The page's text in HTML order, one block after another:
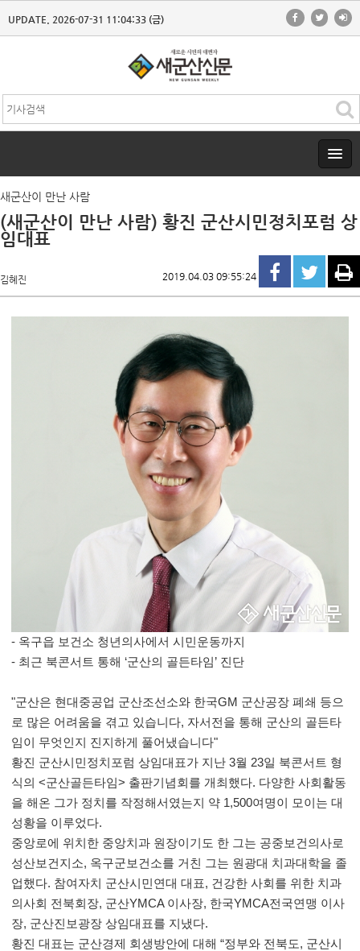
UPDATE. 2026-07-31 11:04:33 (금)
새군산이 만난 사람
(새군산이 만난 사람) 황진 군산시민정치포럼 상
임대표
김혜진 2019.04.03 09:55:24
- 옥구읍 보건소 청년의사에서 시민운동까지
- 최근 북콘서트 통해 ‘군산의 골든타임’ 진단
"군산은 현대중공업 군산조선소와 한국GM 군산공장 폐쇄 등으
로 많은 어려움을 겪고 있습니다, 자서전을 통해 군산의 골든타
임이 무엇인지 진지하게 풀어냈습니다"
황진 군산시민정치포럼 상임대표가 지난 3월 23일 북콘서트 형
식의 <군산골든타임> 출판기념회를 개최했다. 다양한 사회활동
을 해온 그가 정치를 작정해서였는지 약 1,500여명이 모이는 대
성황을 이루었다.
중앙로에 위치한 중앙치과 원장이기도 한 그는 공중보건의사로
성산보건지소, 옥구군보건소를 거친 그는 원광대 치과대학을 졸
업했다. 참여자치 군산시민연대 대표, 건강한 사회를 위한 치과
의사회 전북회장, 군산YMCA 이사장, 한국YMCA전국연맹 이사
장, 군산진보광장 상임대표를 지냈다.
황진 대표는 군산경제 회생방안에 대해 “정부와 전북도, 군산시